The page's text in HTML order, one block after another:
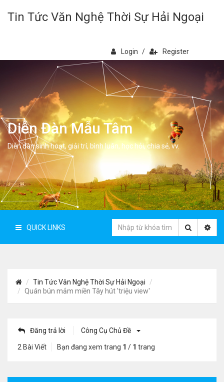
Tin Tức Văn Nghệ Thời Sự Hải Ngoại
Login / Register
Diễn Đàn Mẫu Tâm
Diễn đàn sinh hoạt, giải trí, bình luân, học hỏi, chia sẻ, vv.
QUICK LINKS
Tin Tức Văn Nghệ Thời Sự Hải Ngoại
Quán bún mắm miền Tây hút 'triệu view'
Đăng trả lời Công Cụ Chủ Đề
2 Bài Viết Bạn đang xem trang 1 / 1 trang